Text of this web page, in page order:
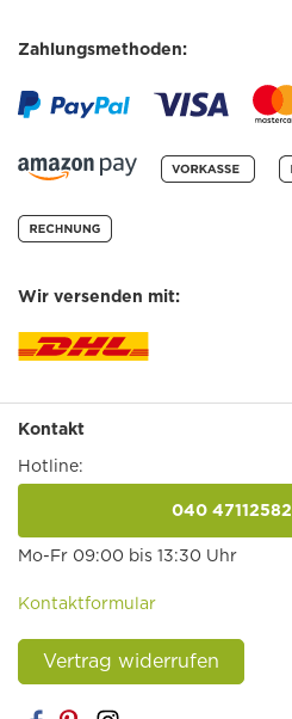
Zahlungsmethoden:
Wir versenden mit:
Kontakt
Hotline:
040 47112582
Mo-Fr 09:00 bis 13:30 Uhr
Kontaktformular
Vertrag widerrufen